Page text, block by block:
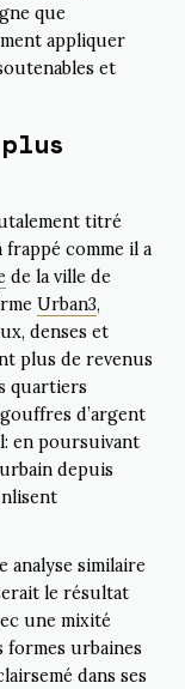
que
appliquer
et
titré
frappé comme il a
de la ville de
Urban3,
denses et
plus de revenus
quartiers
d’argent
en poursuivant
depuis
analyse similaire
le résultat
une mixité
formes urbaines
dans ses